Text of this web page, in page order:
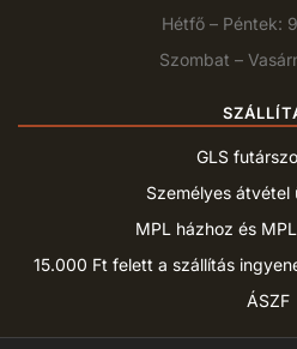
Hétfő – Péntek:
Szombat –
GLS
Személyes átvétel
MPL házhoz és
15.000 Ft felett a szállítás
ÁSZF